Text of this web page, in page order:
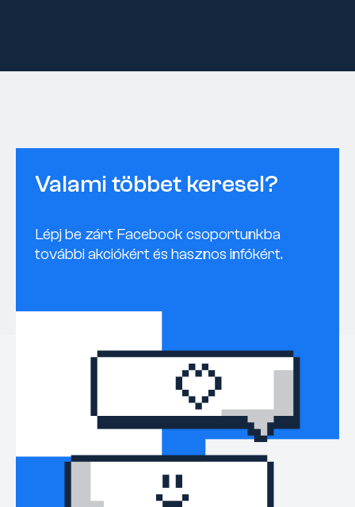
Valami többet keresel?
Lépj be zárt Facebook csoportunkba
további akciókért és hasznos infókért.